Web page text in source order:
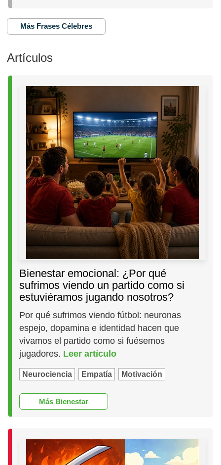
Más Frases Célebres
Artículos
Bienestar emocional: ¿Por qué
sufrimos viendo un partido como si
estuviéramos jugando nosotros?
Por qué sufrimos viendo fútbol: neuronas
espejo, dopamina e identidad hacen que
vivamos el partido como si fuésemos
jugadores. Leer artículo
Neurociencia Empatía Motivación
Más Bienestar